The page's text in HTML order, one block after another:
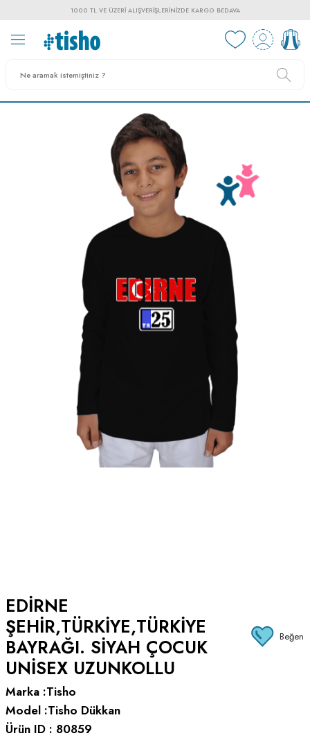
1000 TL VE ÜZERI ALIŞVERIŞLERINIZDE KARGO BEDAVA
EDIRNE
ŞEHIR,TÜRKIYE,TÜRKIYE
BAYRAĞI. SIYAH ÇOCUK
UNISEX UZUNKOLLU
Beğen
Marka :Tisho
Model :Tisho Dükkan
Ürün ID : 80859